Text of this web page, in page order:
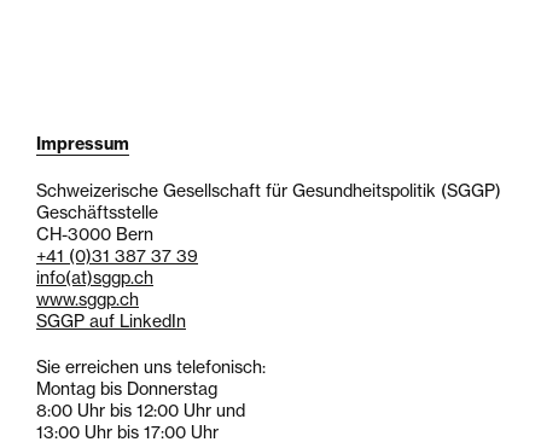
Impressum
Schweizerische Gesellschaft für Gesundheitspolitik (SGGP)
Geschäftsstelle
CH-3000 Bern
+41 (0)31 387 37 39
info(at)sggp.ch
www.sggp.ch
SGGP auf LinkedIn
Sie erreichen uns telefonisch:
Montag bis Donnerstag
8:00 Uhr bis 12:00 Uhr und
13:00 Uhr bis 17:00 Uhr